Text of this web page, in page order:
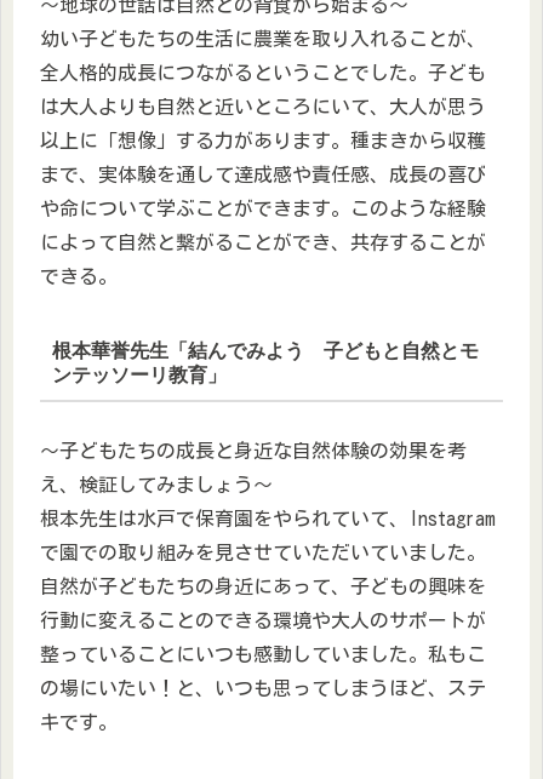
～地球の世話は自然との背食から始まる～
幼い子どもたちの生活に農業を取り入れることが、
全人格的成長につながるということでした。子ども
は大人よりも自然と近いところにいて、大人が思う
以上に「想像」する力があります。種まきから収穫
まで、実体験を通して達成感や責任感、成長の喜び
や命について学ぶことができます。このような経験
によって自然と繋がることができ、共存することが
できる。
根本華誉先生「結んでみよう 子どもと自然とモ
ンテッソーリ教育」
～子どもたちの成長と身近な自然体験の効果を考
え、検証してみましょう～
根本先生は水戸で保育園をやられていて、Instagram
で園での取り組みを見させていただいていました。
自然が子どもたちの身近にあって、子どもの興味を
行動に変えることのできる環境や大人のサポートが
整っていることにいつも感動していました。私もこ
の場にいたい！と、いつも思ってしまうほど、ステ
キです。